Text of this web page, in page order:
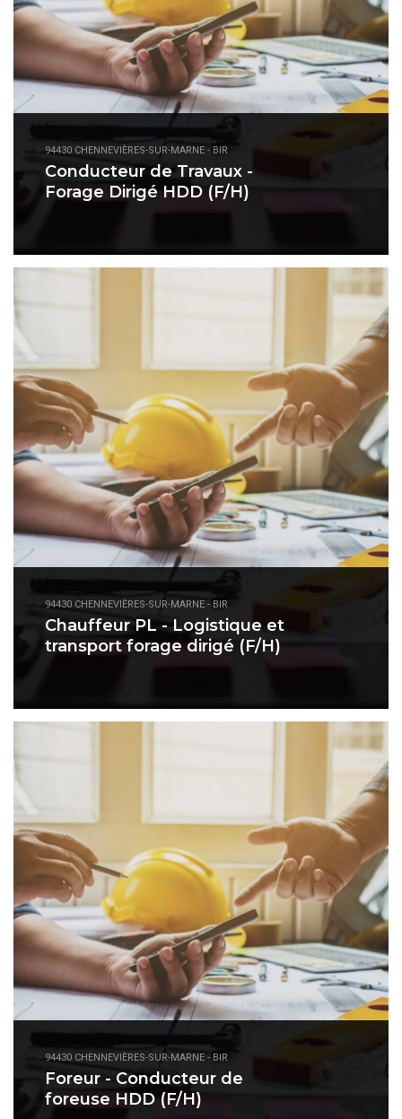
94430 CHENNEVIÈRES-SUR-MARNE - BIR
Conducteur de Travaux -
Forage Dirigé HDD (F/H)
94430 CHENNEVIÈRES-SUR-MARNE - BIR
Chauffeur PL - Logistique et
transport forage dirigé (F/H)
94430 CHENNEVIÈRES-SUR-MARNE - BIR
Foreur - Conducteur de
foreuse HDD (F/H)